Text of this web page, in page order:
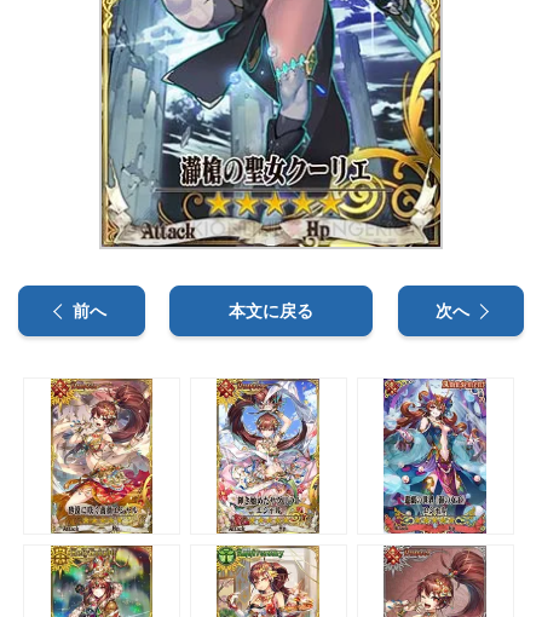
前へ 本文に戻る 次へ